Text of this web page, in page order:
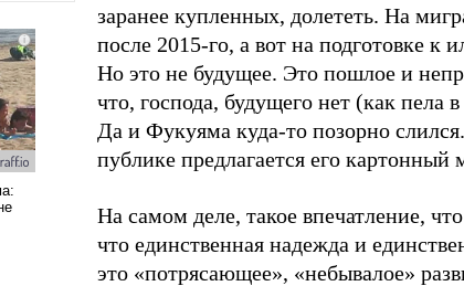
заранее купленных, долететь. На
после 2015-го, а вот на подготовке к
Но это не будущее. Это пошлое и
что, господа, будущего нет (как пела
Да и Фукуяма куда-то позорно
публике предлагается его картонный
На самом деле, такое впечатление,
что единственная надежда и
это «потрясающее», «небывалое»